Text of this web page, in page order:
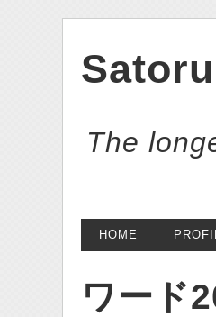
The
HOME
ワード